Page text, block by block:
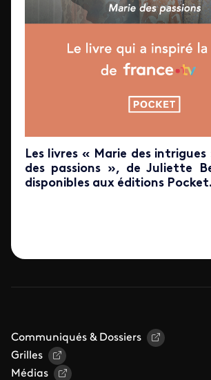
Les livres « Marie des
des passions », de Juliette
disponibles aux éditions Pocket.
Communiqués & Dossiers
Grilles
Médias